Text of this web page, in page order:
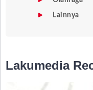
Lainnya
Lakumedia